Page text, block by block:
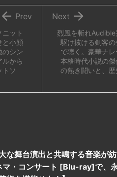
烈風を斬れ
駆け抜ける剣客
で聴く。豪華ナ
本格時代小説の
の熱き闘いと、歴

Next
ット
と小顔
のシン
ルから
トソ
 Prev
な舞台演出と共鳴する音楽が
・コンサート [Blu-ray]で、